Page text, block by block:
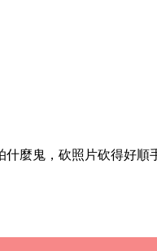
麼鬼，砍照片砍得好